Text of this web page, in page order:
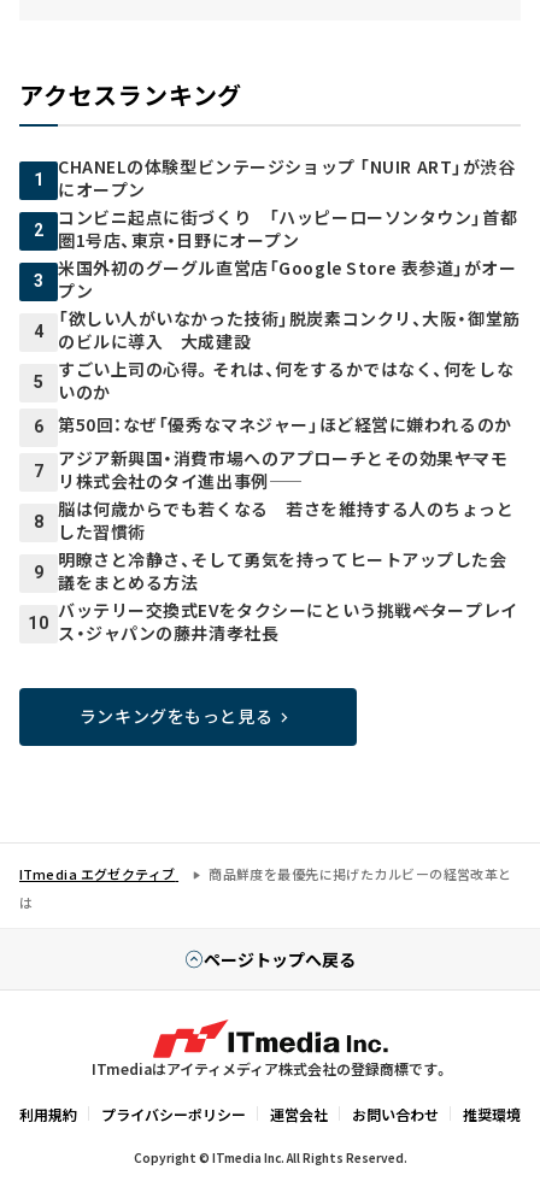
アクセスランキング
1
CHANELの体験型ビンテージショップ 「NUIR ART」が渋谷
にオープン
2
コンビニ起点に街づくり 「ハッピーローソンタウン」首都
圏1号店、東京・日野にオープン
3
米国外初のグーグル直営店「Google Store 表参道」がオー
プン
4
「欲しい人がいなかった技術」脱炭素コンクリ、大阪・御堂筋
のビルに導入 大成建設
5
すごい上司の心得。それは、何をするかではなく、何をしな
いのか
6 第50回：なぜ「優秀なマネジャー」ほど経営に嫌われるのか
7
アジア新興国・消費市場へのアプローチとその効果――ヤマモ
リ株式会社のタイ進出事例――
8
脳は何歳からでも若くなる 若さを維持する人のちょっと
した習慣術
9
明瞭さと冷静さ、そして勇気を持ってヒートアップした会
議をまとめる方法
10
バッテリー交換式EVをタクシーにという挑戦――ベタープレイ
ス・ジャパンの藤井清孝社長
ランキングをもっと見る
ITmedia エグゼクティブ
商品鮮度を最優先に掲げたカルビーの経営改革と
は
ページトップへ戻る
ITmediaはアイティメディア株式会社の登録商標です。
利用規約 プライバシーポリシー 運営会社 お問い合わせ 推奨環境
Copyright © ITmedia Inc. All Rights Reserved.